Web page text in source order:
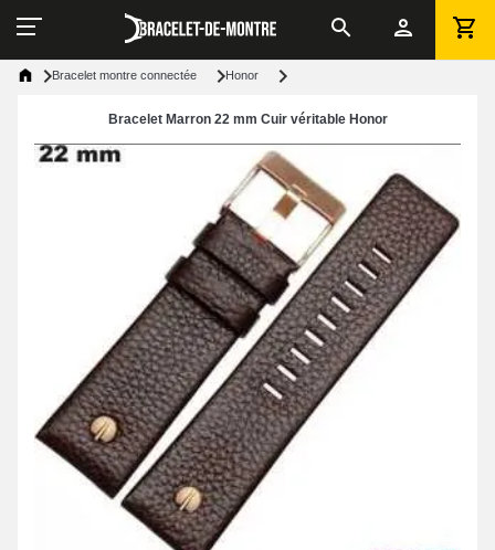
Bracelet montre connectée Honor
Bracelet Marron 22 mm Cuir véritable Honor